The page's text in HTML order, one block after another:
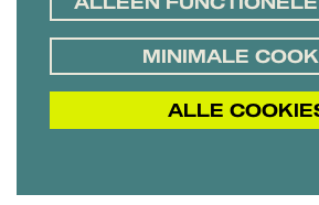
MINIMALE
ALLE